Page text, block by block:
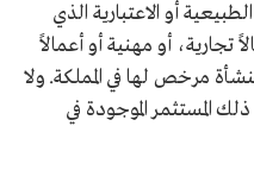
أو الاعتبارية الذي
تجارية، أو مهنية أو أعمالاً
مرخص لها في المملكة. ولا
المستثمر الموجودة في